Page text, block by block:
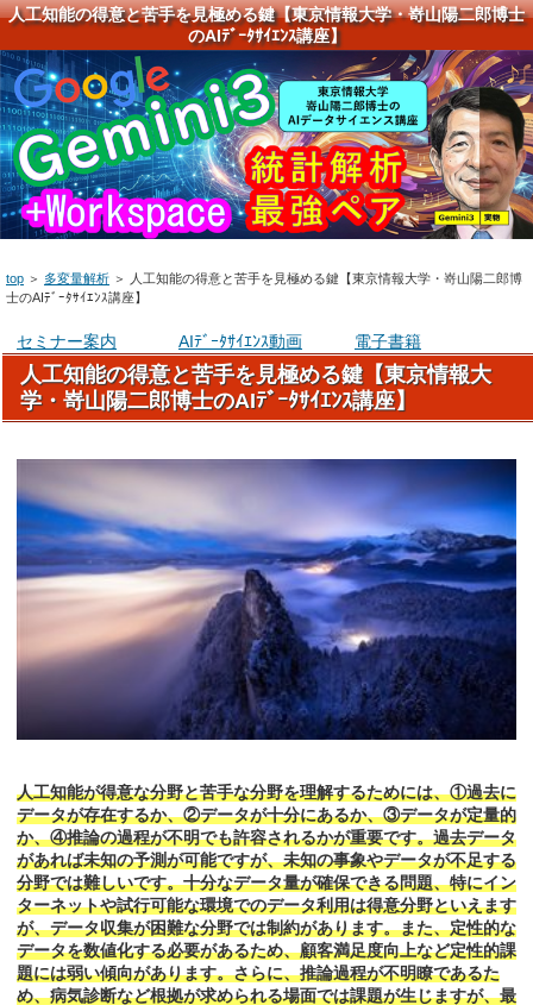
人工知能の得意と苦手を見極める鍵【東京情報大学・嵜山陽二郎博士
のAIﾃﾞｰﾀｻｲｴﾝｽ講座】
top ＞ 多変量解析 ＞
人工知能の得意と苦手を見極める鍵【東京情報大学・嵜山陽二郎博
士のAIﾃﾞｰﾀｻｲｴﾝｽ講座】
セミナー案内 AIﾃﾞｰﾀｻｲｴﾝｽ動画 電子書籍
人工知能の得意と苦手を見極める鍵【東京情報大
学・嵜山陽二郎博士のAIﾃﾞｰﾀｻｲｴﾝｽ講座】
人工知能が得意な分野と苦手な分野を理解するためには、①過去に
データが存在するか、②データが十分にあるか、③データが定量的
か、④推論の過程が不明でも許容されるかが重要です。過去データ
があれば未知の予測が可能ですが、未知の事象やデータが不足する
分野では難しいです。十分なデータ量が確保できる問題、特にイン
ターネットや試行可能な環境でのデータ利用は得意分野といえます
が、データ収集が困難な分野では制約があります。また、定性的な
データを数値化する必要があるため、顧客満足度向上など定性的課
題には弱い傾向があります。さらに、推論過程が不明瞭であるた
め、病気診断など根拠が求められる場面では課題が生じますが、最